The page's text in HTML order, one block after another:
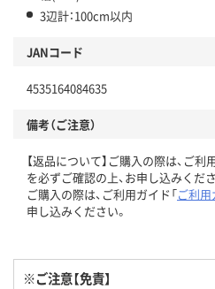
3辺計：100cm以内
JANコード
4535164084635
備考（ご注意）
【返品について】ご購入の際は、ご利
を必ずご確認の上、お申し込みくださ
ご購入の際は、ご利用ガイド「ご利用
申し込みください。
※ご注意【免責】